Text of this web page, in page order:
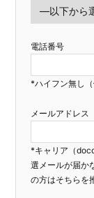
電話番号
*ハイフン無し
メールアドレス
*キャリア（
選メールが届か
の方はそちらを